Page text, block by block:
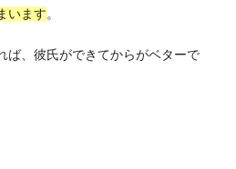
います。
ば、彼氏ができてからがベターで